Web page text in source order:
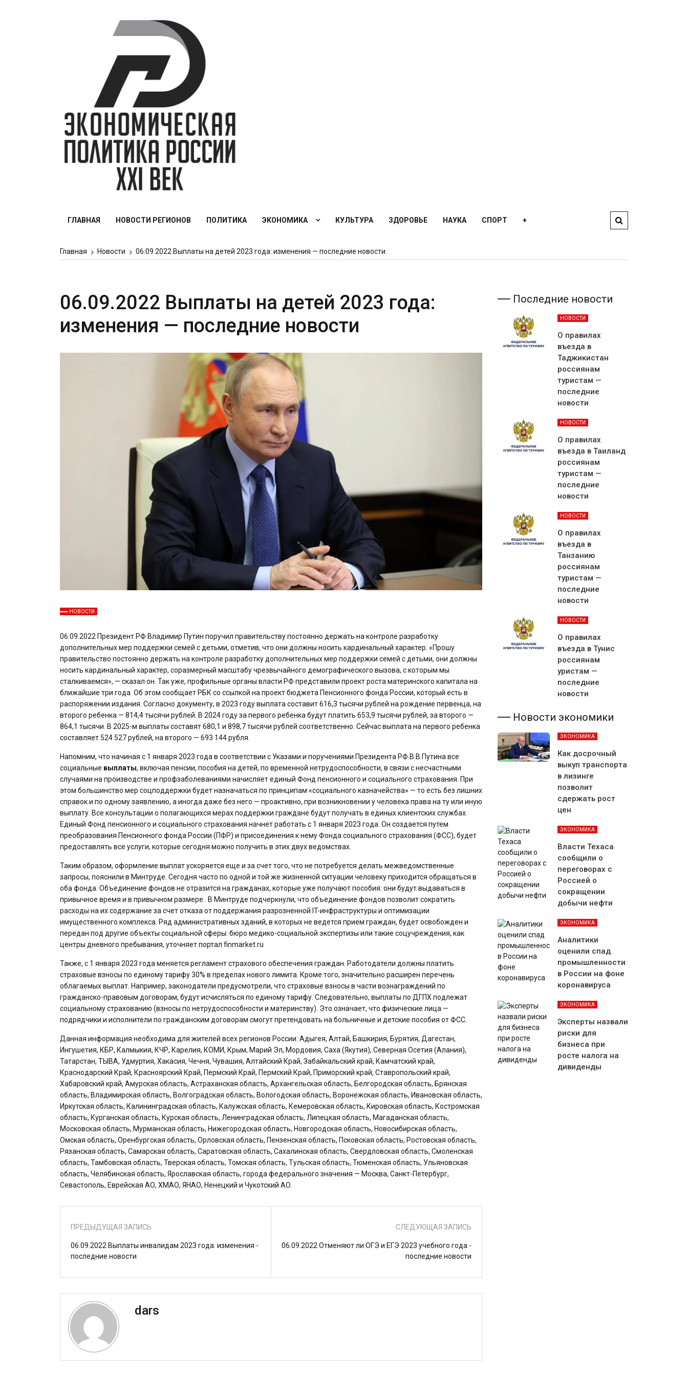
ГЛАВНАЯ НОВОСТИ РЕГИОНОВ ПОЛИТИКА ЭКОНОМИКА КУЛЬТУРА ЗДОРОВЬЕ НАУКА СПОРТ +
Главная Новости 06.09.2022 Выплаты на детей 2023 года: изменения — последние новости
06.09.2022 Выплаты на детей 2023 года:
изменения — последние новости
НОВОСТИ
06.09.2022 Президент РФ Владимир Путин поручил правительству постоянно держать на контроле разработку
дополнительных мер поддержки семей с детьми, отметив, что они должны носить кардинальный характер. «Прошу
правительство постоянно держать на контроле разработку дополнительных мер поддержки семей с детьми, они должны
носить кардинальный характер, соразмерный масштабу чрезвычайного демографического вызова, с которым мы
сталкиваемся», — сказал он. Так уже, профильные органы власти РФ представили проект роста материнского капитала на
ближайшие три года. Об этом сообщает РБК со ссылкой на проект бюджета Пенсионного фонда России, который есть в
распоряжении издания. Согласно документу, в 2023 году выплата составит 616,3 тысячи рублей на рождение первенца, на
второго ребенка — 814,4 тысячи рублей. В 2024 году за первого ребенка будут платить 653,9 тысячи рублей, за второго —
864,1 тысячи. В 2025-м выплаты составят 680,1 и 898,7 тысячи рублей соответственно. Сейчас выплата на первого ребенка
составляет 524 527 рублей, на второго — 693 144 рубля.
Напомним, что начиная с 1 января 2023 года в соответствии с Указами и поручениями Президента РФ В.В.Путина все
социальные выплаты, включая пенсии, пособия на детей, по временной нетрудоспособности, в связи с несчастными
случаями на производстве и профзаболеваниями начисляет единый Фонд пенсионного и социального страхования. При
этом большинство мер соцподдержки будет назначаться по принципам «социального казначейства» — то есть без лишних
справок и по одному заявлению, а иногда даже без него — проактивно, при возникновении у человека права на ту или иную
выплату. Все консультации о полагающихся мерах поддержки граждане будут получать в единых клиентских службах.
Единый Фонд пенсионного и социального страхования начнет работать с 1 января 2023 года. Он создается путем
преобразования Пенсионного фонда России (ПФР) и присоединения к нему Фонда социального страхования (ФСС), будет
предоставлять все услуги, которые сегодня можно получить в этих двух ведомствах.
Таким образом, оформление выплат ускоряется еще и за счет того, что не потребуется делать межведомственные
запросы, пояснили в Минтруде. Сегодня часто по одной и той же жизненной ситуации человеку приходится обращаться в
оба фонда. Объединение фондов не отразится на гражданах, которые уже получают пособия: они будут выдаваться в
привычное время и в привычном размере . В Минтруде подчеркнули, что объединение фондов позволит сократить
расходы на их содержание за счет отказа от поддержания разрозненной IT-инфраструктуры и оптимизации
имущественного комплекса. Ряд административных зданий, в которых не ведется прием граждан, будет освобожден и
передан под другие объекты социальной сферы: бюро медико-социальной экспертизы или такие соцучреждения, как
центры дневного пребывания, уточняет портал finmarket.ru
Также, с 1 января 2023 года меняется регламент страхового обеспечения граждан. Работодатели должны платить
страховые взносы по единому тарифу 30% в пределах нового лимита. Кроме того, значительно расширен перечень
облагаемых выплат. Например, законодатели предусмотрели, что страховые взносы в части вознаграждений по
гражданско-правовым договорам, будут исчисляться по единому тарифу. Следовательно, выплаты по ДГПХ подлежат
социальному страхованию (взносы по нетрудоспособности и материнству). Это означает, что физические лица —
подрядчики и исполнители по гражданским договорам смогут претендовать на больничные и детские пособия от ФСС.
Данная информация необходима для жителей всех регионов России: Адыгея, Алтай, Башкирия, Бурятия, Дагестан,
Ингушетия, КБР, Калмыкия, КЧР, Карелия, КОМИ, Крым, Марий Эл, Мордовия, Саха (Якутия), Северная Осетия (Алания),
Татарстан, ТЫВА, Удмуртия, Хакасия, Чечня, Чувашия, Алтайский Край, Забайкальский край, Камчатский край,
Краснодарский Край, Красноярский Край, Пермский Край, Пермский Край, Приморский край, Ставропольский край,
Хабаровский край, Амурская область, Астраханская область, Архангельская область, Белгородская область, Брянская
область, Владимирская область, Волгоградская область, Вологодская область, Воронежская область, Ивановская область,
Иркутская область, Калининградская область, Калужская область, Кемеровская область, Кировская область, Костромская
область, Курганская область, Курская область, Ленинградская область, Липецкая область, Магаданская область,
Московская область, Мурманская область, Нижегородская область, Новгородская область, Новосибирская область,
Омская область, Оренбургская область, Орловская область, Пензенская область, Псковская область, Ростовская область,
Рязанская область, Самарская область, Саратовская область, Сахалинская область, Свердловская область, Смоленская
область, Тамбовская область, Тверская область, Томская область, Тульская область, Тюменская область, Ульяновская
область, Челябинская область, Ярославская область, города федерального значения — Москва, Санкт-Петербург,
Севастополь, Еврейская АО, ХМАО, ЯНАО, Ненецкий и Чукотский АО.
ПРЕДЫДУЩАЯ ЗАПИСЬ
06.09.2022 Выплаты инвалидам 2023 года: изменения -
последние новости
СЛЕДУЮЩАЯ ЗАПИСЬ
06.09.2022 Отменяют ли ОГЭ и ЕГЭ 2023 учебного года -
последние новости
dars
Последние новости
НОВОСТИ
О правилах
въезда в
Таджикистан
россиянам
туристам —
последние
новости
НОВОСТИ
О правилах
въезда в Таиланд
россиянам
туристам —
последние
новости
НОВОСТИ
О правилах
въезда в
Танзанию
россиянам
туристам —
последние
новости
НОВОСТИ
О правилах
въезда в Тунис
россиянам
уристам —
последние
новости
Новости экономики
ЭКОНОМИКА
Как досрочный
выкуп транспорта
в лизинге
позволит
сдержать рост
цен
ЭКОНОМИКА
Власти Техаса
сообщили о
переговорах с
Россией о
сокращении
добычи нефти
ЭКОНОМИКА
Аналитики
оценили спад
промышленности
в России на фоне
коронавируса
ЭКОНОМИКА
Эксперты назвали
риски для
бизнеса при
росте налога на
дивиденды